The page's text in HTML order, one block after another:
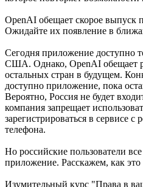
OpenAI обещает скорое выпуск
Ожидайте их появление в
Сегодня приложение доступно
США. Однако, OpenAI обещает
остальных стран в будущем.
доступно приложение, пока
Вероятно, Россия не будет
компания запрещает
зарегистрироваться в сервисе
телефона.
Но российские пользователи
приложение. Расскажем, как это
Изумительный курс "Права в